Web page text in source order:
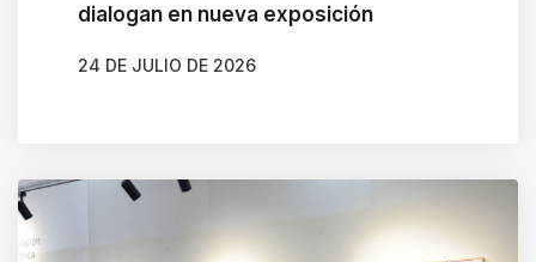
dialogan en nueva exposición
24 DE JULIO DE 2026